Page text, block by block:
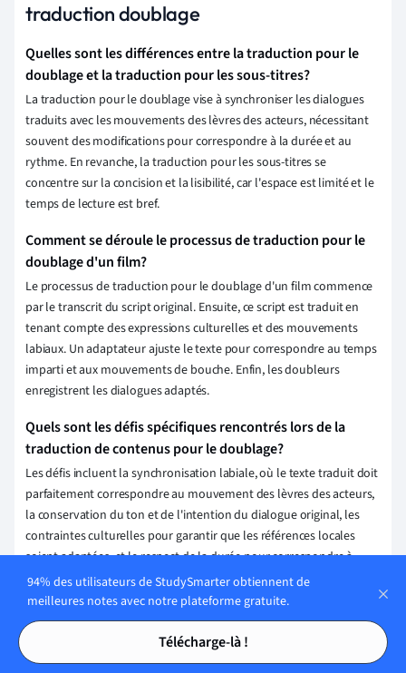
Tables des matières
Tables des matières
traduction doublage
Quelles sont les différences entre la traduction pour le
doublage et la traduction pour les sous-titres?
La traduction pour le doublage vise à synchroniser les dialogues
traduits avec les mouvements des lèvres des acteurs, nécessitant
souvent des modifications pour correspondre à la durée et au
rythme. En revanche, la traduction pour les sous-titres se
concentre sur la concision et la lisibilité, car l'espace est limité et le
temps de lecture est bref.
Comment se déroule le processus de traduction pour le
doublage d'un film?
Le processus de traduction pour le doublage d'un film commence
par le transcrit du script original. Ensuite, ce script est traduit en
tenant compte des expressions culturelles et des mouvements
labiaux. Un adaptateur ajuste le texte pour correspondre au temps
imparti et aux mouvements de bouche. Enfin, les doubleurs
enregistrent les dialogues adaptés.
Quels sont les défis spécifiques rencontrés lors de la
traduction de contenus pour le doublage?
Les défis incluent la synchronisation labiale, où le texte traduit doit
parfaitement correspondre au mouvement des lèvres des acteurs,
la conservation du ton et de l'intention du dialogue original, les
contraintes culturelles pour garantir que les références locales
soient adaptées, et le respect de la durée pour correspondre à
l'original.
Quels sont les critères pour choisir un bon traducteur
Pour choisir un bon traducteur de doublage, il faut vérifier ses
94% des utilisateurs de StudySmarter obtiennent de
meilleures notes avec notre plateforme gratuite.
Télécharge-là !